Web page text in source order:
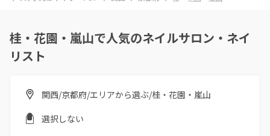
桂・花園・嵐山で人気のネイルサロン・ネイ
リスト
関西/京都府/エリアから選ぶ/桂・花園・嵐山
選択しない